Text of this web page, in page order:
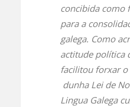
concibida como
para a
galega. Como
actitude política
facilitou forxar o
dunha Lei de
Lingua Galega